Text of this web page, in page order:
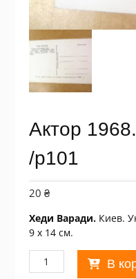
Актор
/p101
20 ₴
Хеди Варади.Киев.
9 х 14 см.
Количество
товара
В